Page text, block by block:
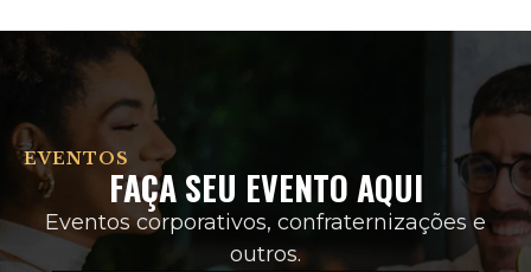
EVENTOS
FAÇA SEU EVENTO AQUI
Eventos corporativos, confraternizações e
outros.